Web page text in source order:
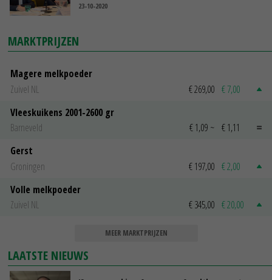
23-10-2020
MARKTPRIJZEN
Magere melkpoeder
Zuivel NL
€ 269,00 € 7,00
Vleeskuikens 2001-2600 gr
Barneveld
€ 1,09 ~ € 1,11
Gerst
Groningen
€ 197,00 € 2,00
Volle melkpoeder
Zuivel NL
€ 345,00 € 20,00
MEER MARKTPRIJZEN
LAATSTE NIEUWS